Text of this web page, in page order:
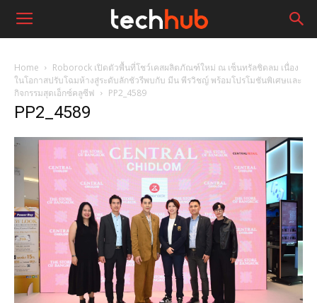
Home
Roborock เปิดตัวพื้นที่โชว์เคสผลิตภัณฑ์ใหม่ ณ เซ็นทรัลชิดลม เนื่อง
ในโอกาสปรับโฉมห้างสู่ระดับลักชัวรีพบกับ มีน พีรวิชญ์ พร้อมโปรโมชันพิเศษและ
กิจกรรมสุดเอ็กซ์คลูซีฟ
PP2_4589
PP2_4589